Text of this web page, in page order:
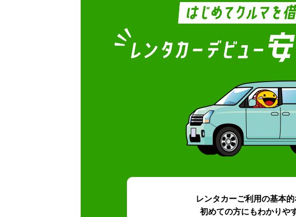
レンタカーご利用の基本
初めての方にもわかりや